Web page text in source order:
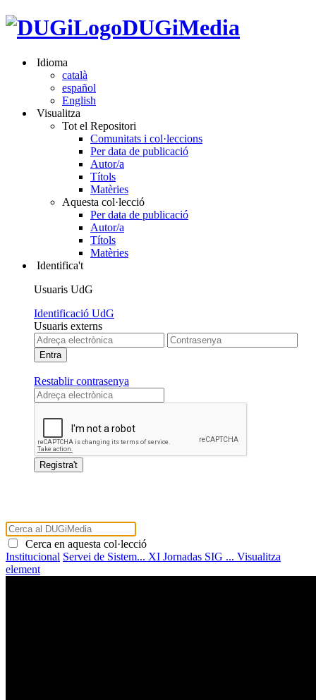
DUGiMedia
Idioma
català
español
English
Visualitza
Tot el Repositori
Comunitats i col·leccions
Per data de publicació
Autor/a
Títols
Matèries
Aquesta col·lecció
Per data de publicació
Autor/a
Títols
Matèries
Identifica't
Usuaris UdG
Identificació UdG
Usuaris externs
Restablir contrasenya
Cerca en aquesta col·lecció
Institucional Servei de Sistem... XI Jornadas SIG ... Visualitza
element